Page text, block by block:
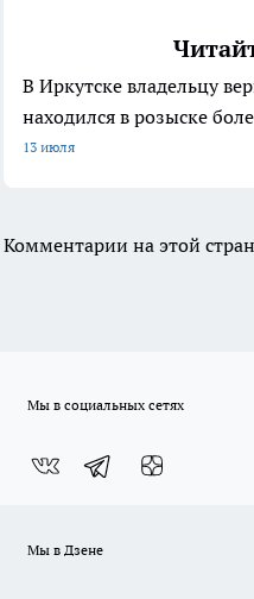
В Иркутске владельцу
находился в розыске
13 июля
Комментарии на этой
Мы в социальных сетях
Мы в Дзене